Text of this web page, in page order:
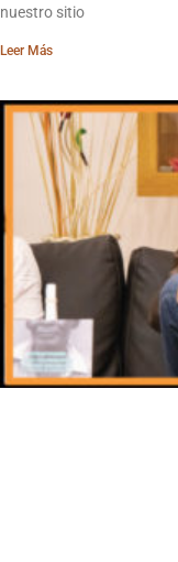
nuestro sitio
Leer Más